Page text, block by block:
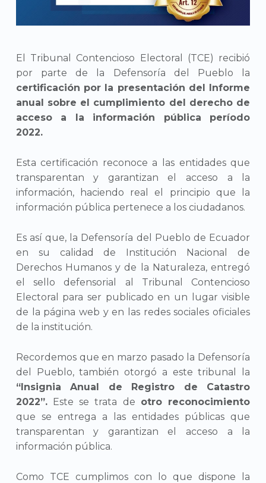
El Tribunal Contencioso Electoral (TCE) recibió
por parte de la Defensoría del Pueblo la
certificación por la presentación del Informe
anual sobre el cumplimiento del derecho de
acceso a la información pública período
2022.
Esta certificación reconoce a las entidades que
transparentan y garantizan el acceso a la
información, haciendo real el principio que la
información pública pertenece a los ciudadanos.
Es así que, la Defensoría del Pueblo de Ecuador
en su calidad de Institución Nacional de
Derechos Humanos y de la Naturaleza, entregó
el sello defensorial al Tribunal Contencioso
Electoral para ser publicado en un lugar visible
de la página web y en las redes sociales oficiales
de la institución.
Recordemos que en marzo pasado la Defensoría
del Pueblo, también otorgó a este tribunal la
“Insignia Anual de Registro de Catastro
2022”.Este se trata de otro reconocimiento
que se entrega a las entidades públicas que
transparentan y garantizan el acceso a la
información pública.
Como TCE cumplimos con lo que dispone la